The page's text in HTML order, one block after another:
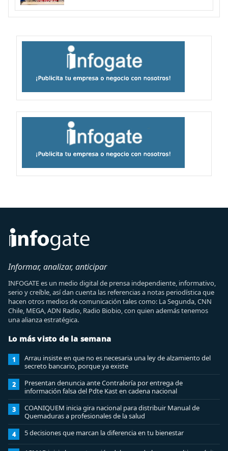
Informar, analizar, anticipar
INFOGATE es un medio digital de prensa independiente, informativo,
serio y creíble, así dan cuenta las referencias a notas periodística que
hacen otros medios de comunicación tales como: La Segunda, CNN
Chile, MEGA, ADN Radio, Radio Biobio, con quien además tenemos
una alianza estratégica.
Lo más visto de la semana
1
Arrau insiste en que no es necesaria una ley de alzamiento del
secreto bancario, porque ya existe
2
Presentan denuncia ante Contraloría por entrega de
información falsa del Pdte Kast en cadena nacional
3
COANIQUEM inicia gira nacional para distribuir Manual de
Quemaduras a profesionales de la salud
4 5 decisiones que marcan la diferencia en tu bienestar